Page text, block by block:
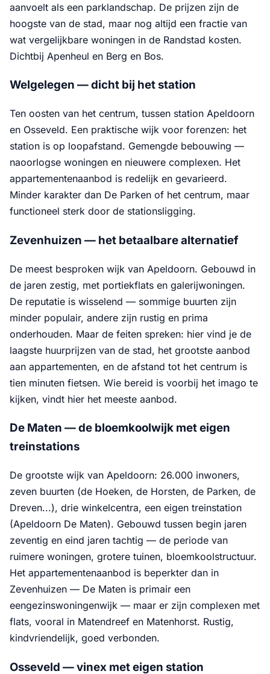
aanvoelt als een parklandschap. De prijzen zijn de
hoogste van de stad, maar nog altijd een fractie van
wat vergelijkbare woningen in de Randstad kosten.
Dichtbij Apenheul en Berg en Bos.
Welgelegen — dicht bij het station
Ten oosten van het centrum, tussen station Apeldoorn
en Osseveld. Een praktische wijk voor forenzen: het
station is op loopafstand. Gemengde bebouwing —
naoorlogse woningen en nieuwere complexen. Het
appartementenaanbod is redelijk en gevarieerd.
Minder karakter dan De Parken of het centrum, maar
functioneel sterk door de stationsligging.
Zevenhuizen — het betaalbare alternatief
De meest besproken wijk van Apeldoorn. Gebouwd in
de jaren zestig, met portiekflats en galerijwoningen.
De reputatie is wisselend — sommige buurten zijn
minder populair, andere zijn rustig en prima
onderhouden. Maar de feiten spreken: hier vind je de
laagste huurprijzen van de stad, het grootste aanbod
aan appartementen, en de afstand tot het centrum is
tien minuten fietsen. Wie bereid is voorbij het imago te
kijken, vindt hier het meeste aanbod.
De Maten — de bloemkoolwijk met eigen
treinstations
De grootste wijk van Apeldoorn: 26.000 inwoners,
zeven buurten (de Hoeken, de Horsten, de Parken, de
Dreven...), drie winkelcentra, een eigen treinstation
(Apeldoorn De Maten). Gebouwd tussen begin jaren
zeventig en eind jaren tachtig — de periode van
ruimere woningen, grotere tuinen, bloemkoolstructuur.
Het appartementenaanbod is beperkter dan in
Zevenhuizen — De Maten is primair een
eengezinswoningenwijk — maar er zijn complexen met
flats, vooral in Matendreef en Matenhorst. Rustig,
kindvriendelijk, goed verbonden.
Osseveld — vinex met eigen station